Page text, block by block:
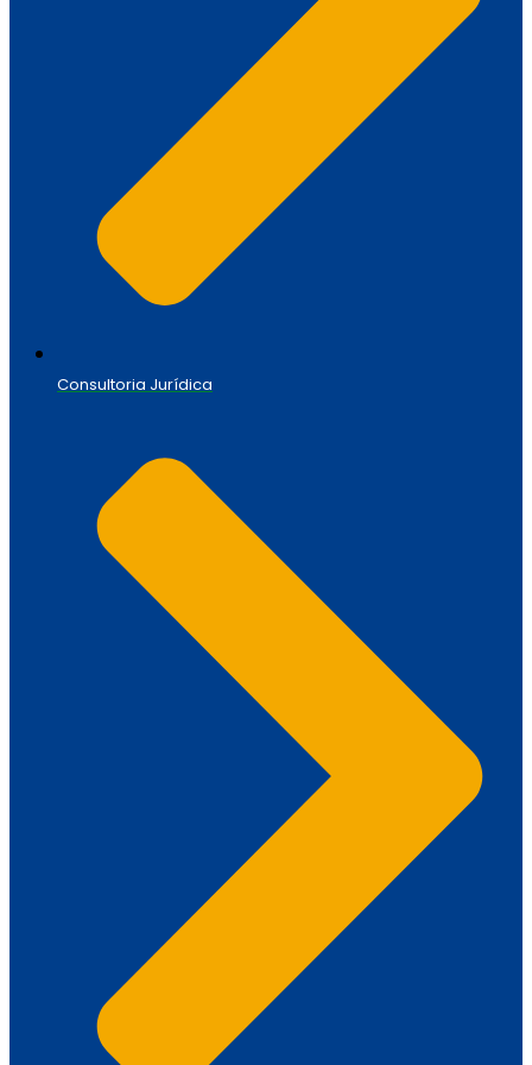
Consultoria Jurídica